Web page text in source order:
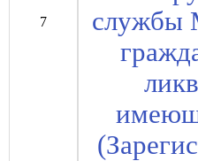
7
службы